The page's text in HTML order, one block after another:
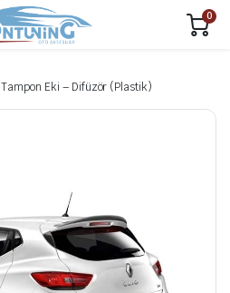
0
Eki – Difüzör (Plastik)